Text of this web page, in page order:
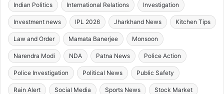
Indian Politics International Relations Investigation
Investment news IPL 2026 Jharkhand News Kitchen Tips
Law and Order Mamata Banerjee Monsoon
Narendra Modi NDA Patna News Police Action
Police Investigation Political News Public Safety
Rain Alert Social Media Sports News Stock Market